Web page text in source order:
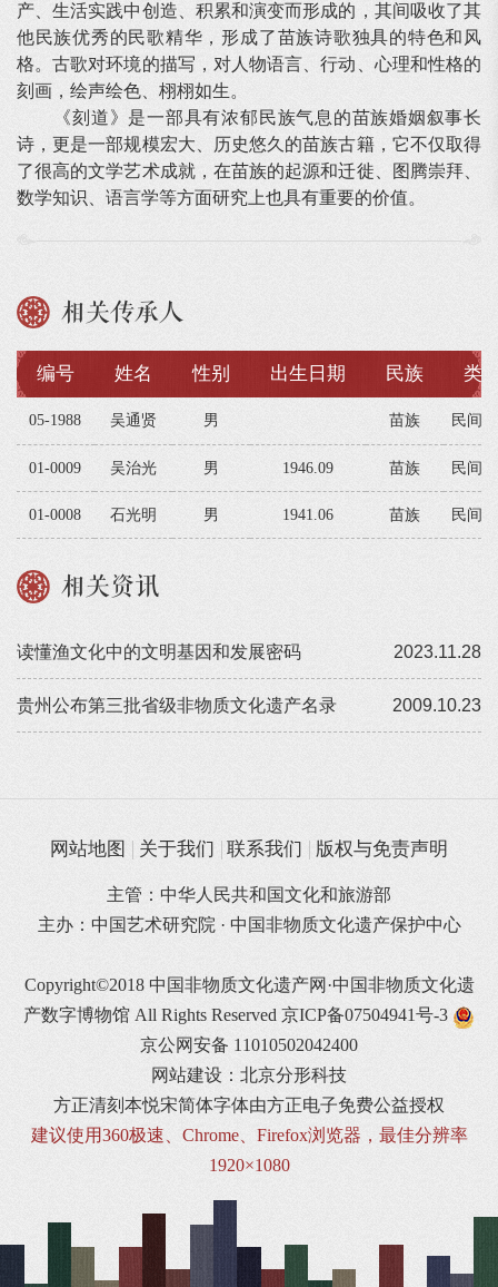
产、生活实践中创造、积累和演变而形成的，其间吸收了其
他民族优秀的民歌精华，形成了苗族诗歌独具的特色和风
格。古歌对环境的描写，对人物语言、行动、心理和性格的
刻画，绘声绘色、栩栩如生。
《刻道》是一部具有浓郁民族气息的苗族婚姻叙事长
诗，更是一部规模宏大、历史悠久的苗族古籍，它不仅取得
了很高的文学艺术成就，在苗族的起源和迁徙、图腾崇拜、
数学知识、语言学等方面研究上也具有重要的价值。
相关传承人
编号 姓名 性别 出生日期 民族 类
05-1988 吴通贤 男 苗族 民间
01-0009 吴治光 男 1946.09 苗族 民间
01-0008 石光明 男 1941.06 苗族 民间
相关资讯
2023.11.28
读懂渔文化中的文明基因和发展密码
2009.10.23
贵州公布第三批省级非物质文化遗产名录
网站地图 关于我们 联系我们 版权与免责声明
主管：中华人民共和国文化和旅游部
主办：中国艺术研究院 · 中国非物质文化遗产保护中心
Copyright©2018 中国非物质文化遗产网·中国非物质文化遗
产数字博物馆 All Rights Reserved 京ICP备07504941号-3
京公网安备 11010502042400
网站建设：北京分形科技
方正清刻本悦宋简体字体由方正电子免费公益授权
建议使用360极速、Chrome、Firefox浏览器，最佳分辨率
1920×1080